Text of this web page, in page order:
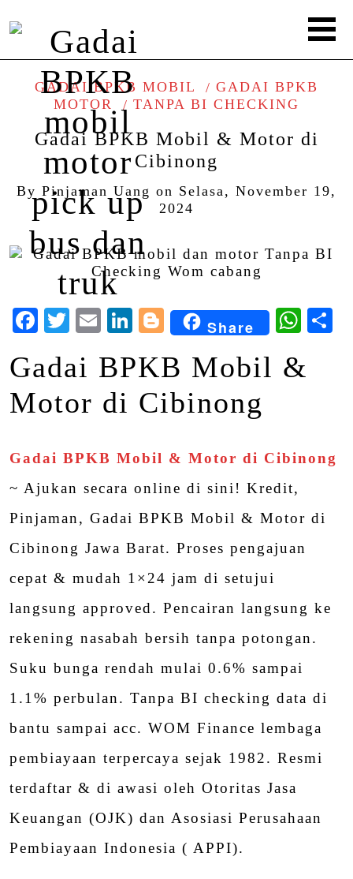
GADAI BPKB MOBIL
GADAI BPKB
MOTOR
TANPA BI CHECKING
Gadai BPKB Mobil & Motor di
Cibinong
By Pinjaman Uang on Selasa, November 19,
2024
Facebook
Twitter
EmailLinkedIn
Blogger
Share
Gadai BPKB Mobil &
Motor di Cibinong
Gadai BPKB Mobil & Motor di Cibinong
~ Ajukan secara online di sini! Kredit,
Pinjaman, Gadai BPKB Mobil & Motor di
Cibinong Jawa Barat. Proses pengajuan
cepat & mudah 1×24 jam di setujui
langsung approved. Pencairan langsung ke
rekening nasabah bersih tanpa potongan.
Suku bunga rendah mulai 0.6% sampai
1.1% perbulan. Tanpa BI checking data di
bantu sampai acc. WOM Finance lembaga
pembiayaan terpercaya sejak 1982. Resmi
terdaftar & di awasi oleh Otoritas Jasa
Keuangan (OJK) dan Asosiasi Perusahaan
Pembiayaan Indonesia ( APPI).